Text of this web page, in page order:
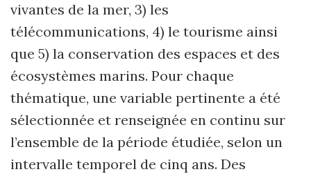
vivantes de la mer, 3) les
télécommunications, 4) le tourisme ainsi
que 5) la conservation des espaces et des
écosystèmes marins. Pour chaque
thématique, une variable pertinente a été
sélectionnée et renseignée en continu sur
l’ensemble de la période étudiée, selon un
intervalle temporel de cinq ans. Des